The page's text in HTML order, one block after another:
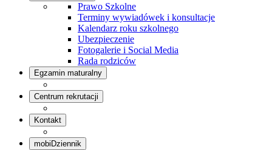
Prawo Szkolne
Terminy wywiadówek i konsultacje
Kalendarz roku szkolnego
Ubezpieczenie
Fotogalerie i Social Media
Rada rodziców
Egzamin maturalny
Centrum rekrutacji
Kontakt
mobiDziennik